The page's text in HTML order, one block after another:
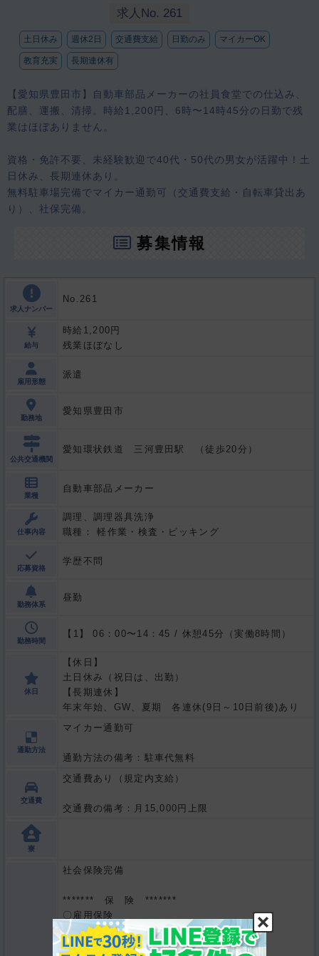
求人No. 261
土日休み 週休2日 交通費支給 日勤のみ マイカーOK
教育充実 長期連休有
【愛知県豊田市】自動車部品メーカーの社員食堂での仕込み、
配膳、運搬、清掃。時給1,200円、6時〜14時45分の日勤で残
業はほぼありません。
資格・免許不要、未経験歓迎で40代・50代の男女が活躍中！土
日休み、長期連休あり。
無料駐車場完備でマイカー通勤可（交通費支給・自転車貸出あ
り）、社保完備。
募集情報
求人ナンバー
No.261
給与
時給1,200円
残業ほぼなし
雇用形態
派遣
勤務地
愛知県豊田市
公共交通機関
愛知環状鉄道 三河豊田駅 （徒歩20分）
業種
自動車部品メーカー
仕事内容
調理、調理器具洗浄
職種： 軽作業・検査・ピッキング
応募資格
学歴不問
勤務体系
昼勤
勤務時間
06：00〜14：45 / 休憩45分（実働8時間）
休日
【休日】
土日休み（祝日は、出勤）
【長期連休】
年末年始、GW、夏期 各連休(9日～10日前後)あり
通勤方法
マイカー通勤可
通勤方法の備考：駐車代無料
交通費
交通費あり（規定内支給）
交通費の備考：月15,000円上限
寮
社会保険完備
******* 保 険 *******
〇雇用保険
〇労災保険
〇健康保険